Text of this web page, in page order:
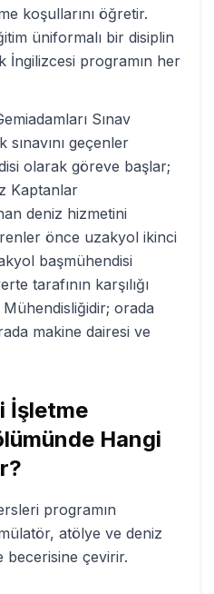
koşullarını öğretir.
üniformalı bir disiplin
İngilizcesi programın her
Sınav
geçenler
olarak göreve başlar;
Kaptanlar
deniz hizmetini
önce uzakyol ikinci
başmühendisi
tarafının karşılığı
orada
makine dairesi ve
İşletme
Hangi
programın
atölye ve deniz
becerisine çevirir.